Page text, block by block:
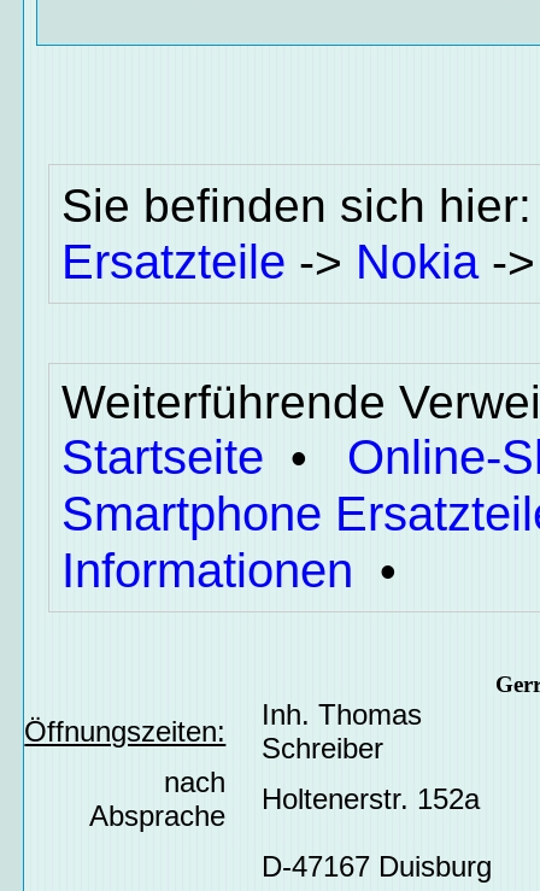
Sie befinden sich
Ersatzteile -> Nokia-
Weiterführende
Startseite • Online-
Smartphone
Informationen •
Öffnungszeiten:
Inh. Thomas
Schreiber
nach
Absprache
Holtenerstr. 152a
D-47167 Duisburg